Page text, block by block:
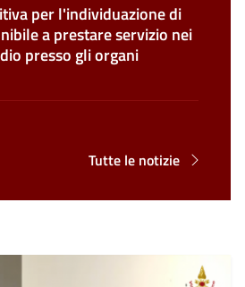
per l'individuazione di
a prestare servizio nei
presso gli organi
Tutte le notizie